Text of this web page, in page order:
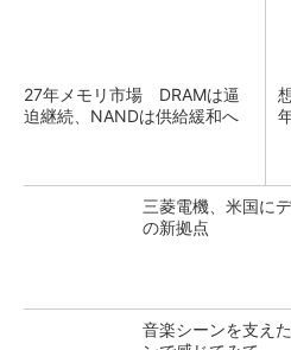
27年メモリ市場 DRAMは逼
迫継続、NANDは供給緩和へ
三菱電機、米国に
の新拠点
音楽シーンを支え